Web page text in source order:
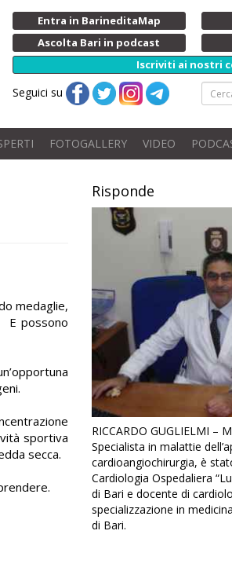
Entra in BarineditaMap
Ascolta Bari in podcast
Iscriviti ai nostri
Seguici su
FOTOGALLERY VIDEO
medaglie,
E possono
sportiva
secca.
Risponde
RICCARDO GUGLIELMI –
Specialista in malattie
cardioangiochirurgia, è
Cardiologia Ospedaliera
di Bari e docente di
specializzazione in
di Bari.